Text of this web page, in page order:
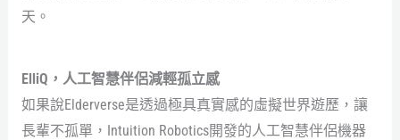
天。
ElliQ，人工智慧伴侶減輕孤立感
如果說Elderverse是透過極具真實感的虛擬世界遊歷，讓
長輩不孤單，Intuition Robotics開發的人工智慧伴侶機器